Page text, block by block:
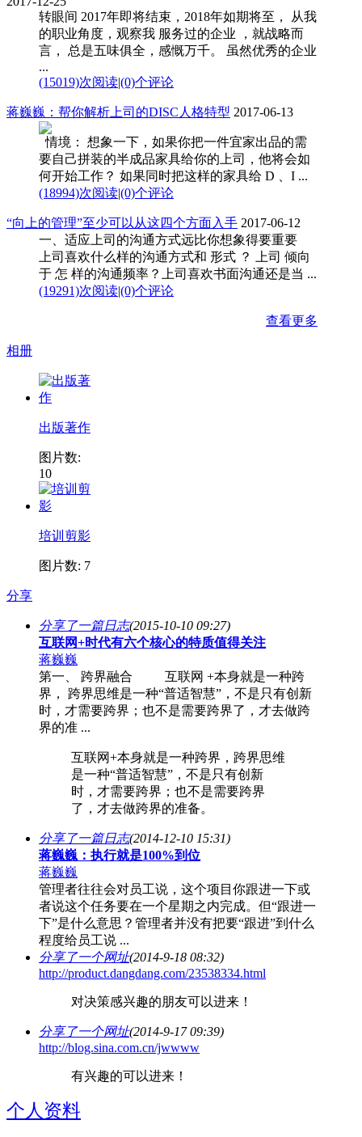
转眼间 2017年即将结束，2018年如期将至， 从我
的职业角度，观察我 服务过的企业 ，就战略而
言， 总是五味俱全，感慨万千。 虽然优秀的企业
...
(15019)次阅读|(0)个评论
蒋巍巍：帮你解析上司的DISC人格特型 2017-06-13
情境： 想象一下，如果你把一件宜家出品的需
要自己拼装的半成品家具给你的上司，他将会如
何开始工作？ 如果同时把这样的家具给 D 、I ...
(18994)次阅读|(0)个评论
“向上的管理”至少可以从这四个方面入手 2017-06-12
一、适应上司的沟通方式远比你想象得要重要
上司喜欢什么样的沟通方式和 形式 ？ 上司 倾向
于 怎 样的沟通频率？上司喜欢书面沟通还是当 ...
(19291)次阅读|(0)个评论
查看更多
相册
出版著作
图片数:
10
培训剪影
图片数: 7
分享
分享了一篇日志(2015-10-10 09:27)
互联网+时代有六个核心的特质值得关注
蒋巍巍
第一、 跨界融合 互联网 +本身就是一种跨
界， 跨界思维是一种“普适智慧”，不是只有创新
时，才需要跨界；也不是需要跨界了，才去做跨
界的准 ...
互联网+本身就是一种跨界，跨界思维
是一种“普适智慧”，不是只有创新
时，才需要跨界；也不是需要跨界
了，才去做跨界的准备。
分享了一篇日志(2014-12-10 15:31)
蒋巍巍：执行就是100%到位
蒋巍巍
管理者往往会对员工说，这个项目你跟进一下或
者说这个任务要在一个星期之内完成。但“跟进一
下”是什么意思？管理者并没有把要“跟进”到什么
程度给员工说 ...
分享了一个网址(2014-9-18 08:32)
http://product.dangdang.com/23538334.html
对决策感兴趣的朋友可以进来！
分享了一个网址(2014-9-17 09:39)
http://blog.sina.com.cn/jwwww
有兴趣的可以进来！
个人资料